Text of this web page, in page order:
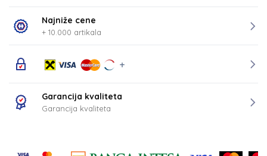
Najniže cene
+ 10.000 artikala
Garancija kvaliteta
Garancija kvaliteta